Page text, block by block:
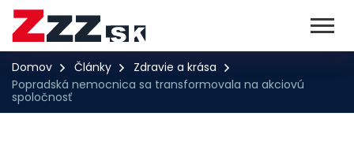
Domov Články
Zdravie a krása
Popradská nemocnica sa transformovala na akciovú
spoločnosť